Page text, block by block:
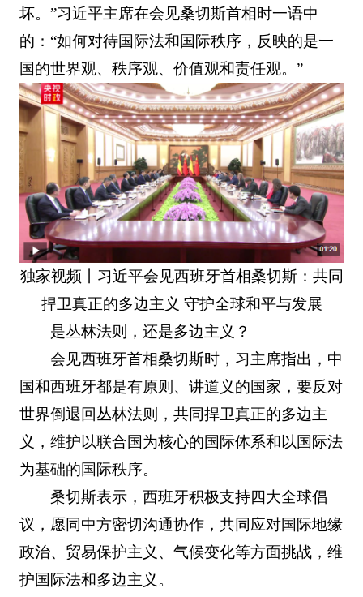
坏。”习近平主席在会见桑切斯首相时一语中
的：“如何对待国际法和国际秩序，反映的是一
国的世界观、秩序观、价值观和责任观。”
独家视频丨习近平会见西班牙首相桑切斯：共同
捍卫真正的多边主义 守护全球和平与发展
是丛林法则，还是多边主义？
会见西班牙首相桑切斯时，习主席指出，中
国和西班牙都是有原则、讲道义的国家，要反对
世界倒退回丛林法则，共同捍卫真正的多边主
义，维护以联合国为核心的国际体系和以国际法
为基础的国际秩序。
桑切斯表示，西班牙积极支持四大全球倡
议，愿同中方密切沟通协作，共同应对国际地缘
政治、贸易保护主义、气候变化等方面挑战，维
护国际法和多边主义。